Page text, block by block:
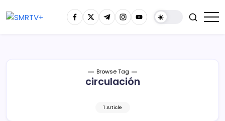
Browse Tag
circulación
1 Article